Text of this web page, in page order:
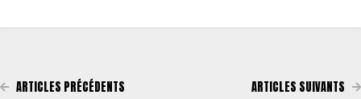
ARTICLES PRÉCÉDENTS ARTICLES SUIVANTS